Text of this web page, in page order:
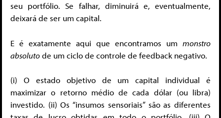
seu portfólio. Se falhar, diminuirá e, eventualmente,
deixará de ser um capital.
E é exatamente aqui que encontramos um monstro
absolutode um ciclo de controle de feedback negativo.
(i) O estado objetivo de um capital individual é
maximizar o retorno médio de cada dólar (ou libra)
investido. (ii) Os “insumos sensoriais” são as diferentes